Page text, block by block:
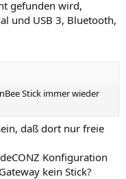
gefunden wird,
und USB 3, Bluetooth,
Stick immer wieder
daß dort nur freie
Konfiguration
kein Stick?